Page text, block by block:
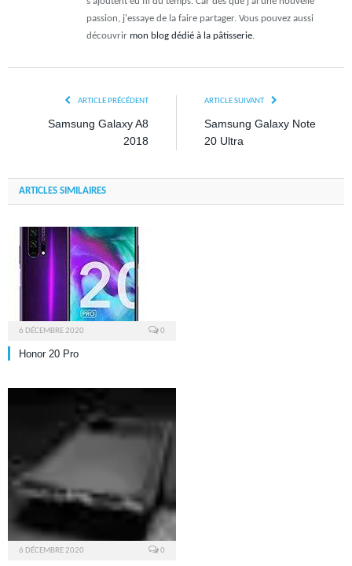
passion, j'essaye de la faire partager. Vous pouvez aussi
découvrir mon blog dédié à la pâtisserie.
ARTICLE PRÉCÉDENT
Samsung Galaxy A8
2018
ARTICLE SUIVANT
Samsung Galaxy Note
20 Ultra
ARTICLES SIMILAIRES
6 DÉCEMBRE 2020 0
Honor 20 Pro
6 DÉCEMBRE 2020 0